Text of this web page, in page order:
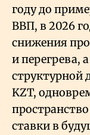
году до
ВВП, в 2026
снижения
и перегрева,
структурной
KZT,
ставки в